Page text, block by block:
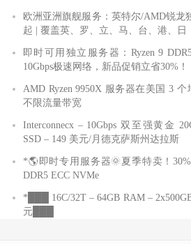
欧洲亚洲旗舰服务：英特尔/AMD锐龙
起 | 覆盖英、罗、立、马、台、港、日
即时可用独立服务器：Ryzen 9
10Gbps极速网络，新品促销立省30%！
AMD Ryzen 9950X 服务器在美国 3
不限流量带宽
Interconnecx – 10Gbps 双至强黄金
SSD – 149 美元/月德克萨斯州达拉斯
*🌎即时专用服务器🌞夏季特卖！
DDR5 ECC NVMe
*███ 16C/32T – 64GB RAM –
元███